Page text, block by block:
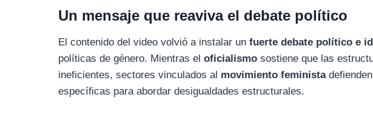
Un mensaje que reaviva el debate político
El contenido del video volvió a instalar unfuerte debate político e
políticas de género. Mientras eloficialismo sostiene que las
ineficientes, sectores vinculados al movimiento feminista
específicas para abordar desigualdades estructurales.